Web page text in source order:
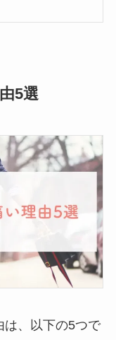
5選
は、以下の5つで